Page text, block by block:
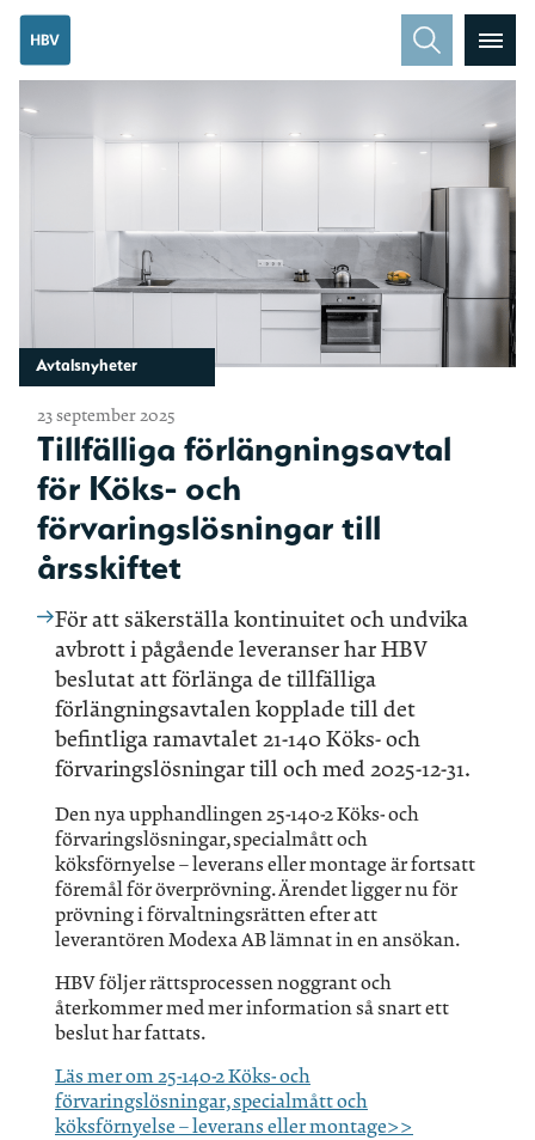
Avtalsnyheter
23 september 2025
Tillfälliga förlängningsavtal
för Köks- och
förvaringslösningar till
årsskiftet
För att säkerställa kontinuitet och undvika
avbrott i pågående leveranser har HBV
beslutat att förlänga de tillfälliga
förlängningsavtalen kopplade till det
befintliga ramavtalet 21-140 Köks- och
förvaringslösningar till och med 2025-12-31.
Den nya upphandlingen 25-140-2 Köks- och
förvaringslösningar, specialmått och
köksförnyelse – leverans eller montage är fortsatt
föremål för överprövning. Ärendet ligger nu för
prövning i förvaltningsrätten efter att
leverantören Modexa AB lämnat in en ansökan.
HBV följer rättsprocessen noggrant och
återkommer med mer information så snart ett
beslut har fattats.
Läs mer om 25-140-2 Köks- och
förvaringslösningar, specialmått och
köksförnyelse – leverans eller montage>>